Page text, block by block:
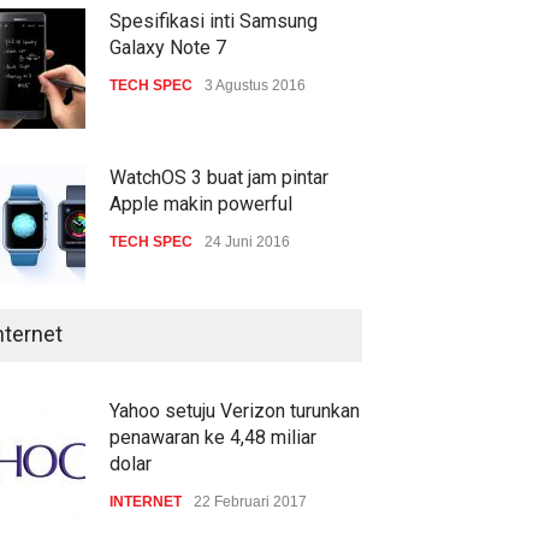
gencar
COMPUTING & SOFTWARE
Spesifikasi inti Samsung
Galaxy Note 7
TECH SPEC 3 Agustus 2016
WatchOS 3 buat jam pintar
Apple makin powerful
TECH SPEC 24 Juni 2016
Yahoo setuju Verizon turunkan
penawaran ke 4,48 miliar
dolar
INTERNET 22 Februari 2017